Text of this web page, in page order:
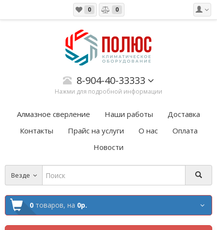
0 0
8-904-40-33333
Нажми для подробной информации
Алмазное сверление Наши работы
Доставка
Контакты
Прайс на услуги О нас
Оплата
Новости
Везде
0 товаров, на 0р.